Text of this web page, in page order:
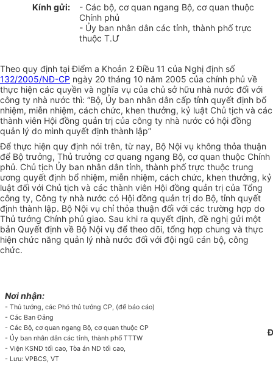
Kính gửi:
- Các bộ, cơ quan ngang Bộ, cơ quan thuộc
Chính phủ
- Ủy ban nhân dân các tỉnh, thành phố trực
thuộc T.Ư
Theo quy định tại Điểm a Khoản 2 Điều 11 của Nghị định số
132/2005/NĐ-CP ngày 20 tháng 10 năm 2005 của chính phủ về
thực hiện các quyền và nghĩa vụ của chủ sở hữu nhà nước đối với
công ty nhà nước thì: “Bộ, Ủy ban nhân dân cấp tỉnh quyết định bổ
nhiệm, miễn nhiệm, cách chức, khen thưởng, kỷ luật Chủ tịch và các
thành viên Hội đồng quản trị của công ty nhà nước có hội đồng
quản lý do mình quyết định thành lập”
Để thực hiện quy định nói trên, từ nay, Bộ Nội vụ không thỏa thuận
để Bộ trưởng, Thủ trưởng cơ quang ngang Bộ, cơ quan thuộc Chính
phủ. Chủ tịch Ủy ban nhân dân tỉnh, thành phố trực thuộc trung
ương quyết định bổ nhiệm, miễn nhiệm, cách chức, khen thưởng, kỷ
luật đối với Chủ tịch và các thành viên Hội đồng quản trị của Tổng
công ty, Công ty nhà nước có Hội đồng quản trị do Bộ, tỉnh quyết
định thành lập. Bộ Nội vụ chỉ thỏa thuận đối với các trường hợp do
Thủ tướng Chính phủ giao. Sau khi ra quyết định, đề nghị gửi một
bản Quyết định về Bộ Nội vụ để theo dõi, tổng hợp chung và thực
hiện chức năng quản lý nhà nước đối với đội ngũ cán bộ, công
chức.
Nơi nhận:
- Thủ tướng, các Phó thủ tướng CP, (để báo cáo)
- Các Ban Đảng
- Các Bộ, cơ quan ngang Bộ, cơ quan thuộc CP
- Ủy ban nhân dân các tỉnh, thành phố TTTW
- Viện KSND tối cao, Tòa án ND tối cao,
- Lưu: VPBCS, VT